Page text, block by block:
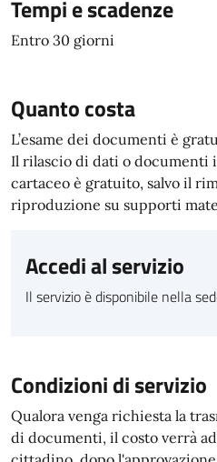
Tempi e scadenze
Entro 30 giorni
Quanto costa
L’esame dei documenti è
Il rilascio di dati o documenti
cartaceo è gratuito, salvo il
riproduzione su supporti
Accedi al servizio
Il servizio è disponibile nella
Condizioni di servizio
Qualora venga richiesta la
di documenti, il costo verrà